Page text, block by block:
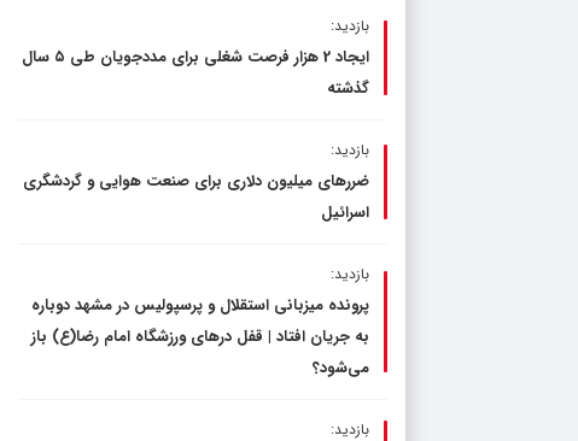
بازدید:
ایجاد 2 هزار فرصت شغلی برای مددجویان طی ۵ سال
گذشته
بازدید:
ضررهای میلیون دلاری برای صنعت هوایی و گردشگری
اسرائیل
بازدید:
پرونده میزبانی استقلال و پرسپولیس در مشهد دوباره
به جریان افتاد | قفل در‌های ورزشگاه امام رضا(ع) باز
می‌شود؟
بازدید: